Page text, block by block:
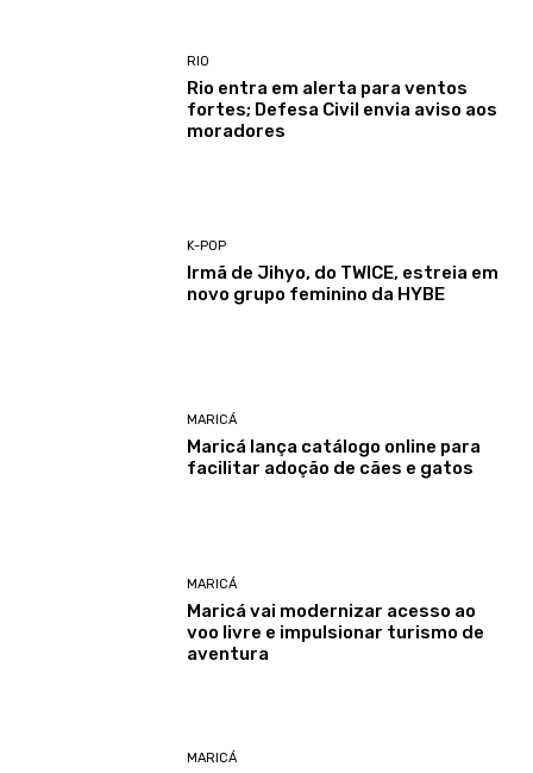
RIO
Rio entra em alerta para ventos
fortes; Defesa Civil envia aviso aos
moradores
K-POP
Irmã de Jihyo, do TWICE, estreia em
novo grupo feminino da HYBE
MARICÁ
Maricá lança catálogo online para
facilitar adoção de cães e gatos
MARICÁ
Maricá vai modernizar acesso ao
voo livre e impulsionar turismo de
aventura
MARICÁ